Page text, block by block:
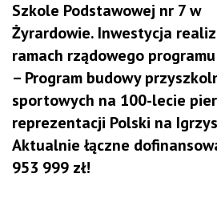
Szkole Podstawowej nr 7 w
Żyrardowie. Inwestycja
ramach rządowego
– Program budowy
sportowych na 100-lecie
reprezentacji Polski na
Aktualnie łączne
953 999 zł!